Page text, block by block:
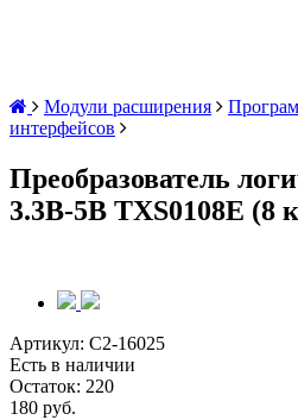
Модули расширения
интерфейсов
Преобразователь
3.3В-5В TXS0108E (8
Артикул: C2-16025
Есть в наличии
Остаток: 220
180 руб.